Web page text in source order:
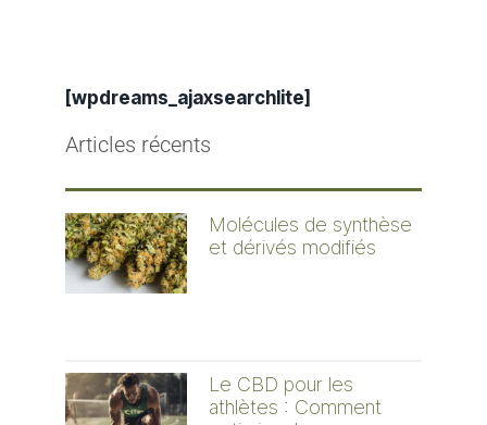
[wpdreams_ajaxsearchlite]
Articles récents
Molécules de synthèse
et dérivés modifiés
Le CBD pour les
athlètes : Comment